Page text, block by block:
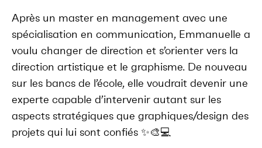
Après un master en management avec une
spécialisation en communication, Emmanuelle a
voulu changer de direction et s’orienter vers la
direction artistique et le graphisme. De nouveau
sur les bancs de l’école, elle voudrait devenir une
experte capable d’intervenir autant sur les
aspects stratégiques que graphiques/design des
projets qui lui sont confiés ✨🎨💻